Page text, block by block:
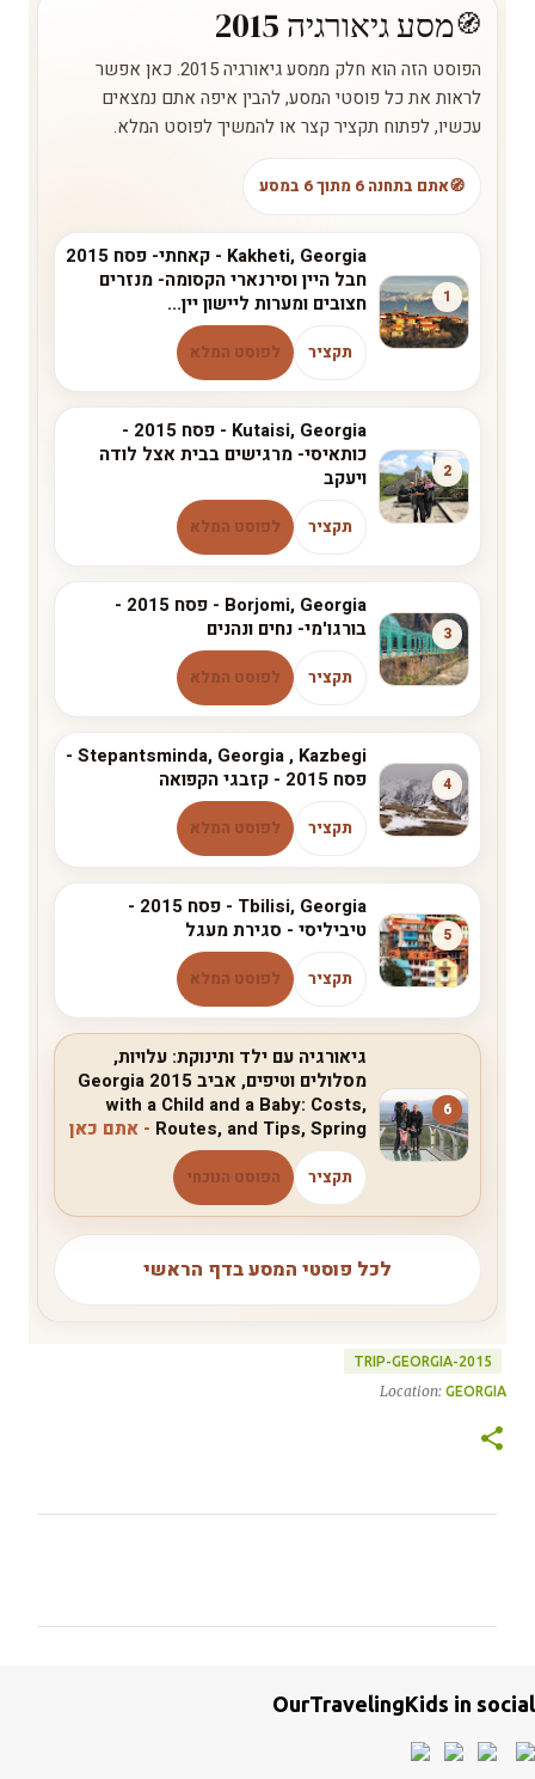
מסע גיאורגיה 2015
הפוסט הזה הוא חלק ממסע גיאורגיה 2015. כאן אפשר
לראות את כל פוסטי המסע, להבין איפה אתם נמצאים
עכשיו, לפתוח תקציר קצר או להמשיך לפוסט המלא.
אתם בתחנה 6 מתוך 6 במסע
1
Kakheti, Georgia - קאחתי- פסח 2015
חבל היין וסירנארי הקסומה- מנזרים
חצובים ומערות ליישון יין...
תקציר לפוסט המלא
2
Kutaisi, Georgia - פסח 2015 -
כותאיסי- מרגישים בבית אצל לודה
ויעקב
תקציר לפוסט המלא
3
Borjomi, Georgia - פסח 2015 -
בורגו'מי- נחים ונהנים
תקציר לפוסט המלא
4
Stepantsminda, Georgia , Kazbegi -
פסח 2015 - קזבגי הקפואה
תקציר לפוסט המלא
5
Tbilisi, Georgia - פסח 2015 -
טיביליסי - סגירת מעגל
תקציר לפוסט המלא
6
גיאורגיה עם ילד ותינוקת: עלויות,
מסלולים וטיפים, אביב 2015 Georgia
with a Child and a Baby: Costs,
Routes, and Tips, Spring
תקציר הפוסט הנוכחי
לכל פוסטי המסע בדף הראשי
TRIP-GEORGIA-2015
Location: GEORGIA
ת
OurTravelingKids in social